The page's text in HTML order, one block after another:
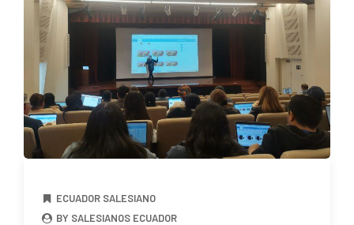
ECUADOR SALESIANO
BY SALESIANOS ECUADOR